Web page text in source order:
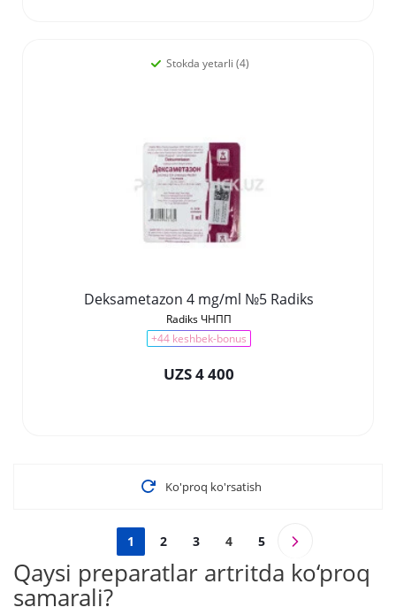
Stokda yetarli (4)
Deksametazon 4 mg/ml №5 Radiks
Radiks ЧНПП
+44 keshbek-bonus
UZS 4 400
Ko'proq ko'rsatish
1 2 3 4 5
Qaysi preparatlar artritda ko‘proq
samarali?